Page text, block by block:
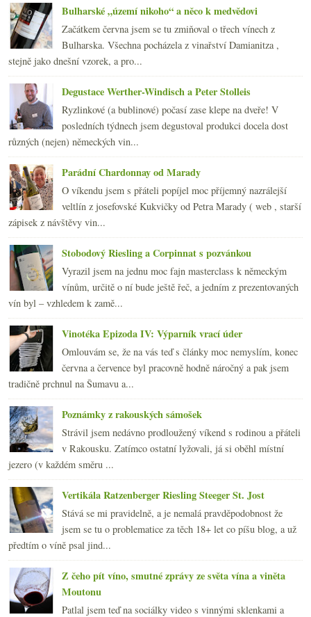
►2015(251)
►2014(254)
► 2013(249)
►2012(254)
►2011(252)
2010 (249)
►2009(249)
►2008(270)
►2007(108)
Bulharské „území nikoho“ a něco k medvědovi
Začátkem června jsem se tu zmiňoval o třech vínech z
Bulharska. Všechna pocházela z vinařství Damianitza ,
stejně jako dnešní vzorek, a pro...
Degustace Werther-Windisch a Peter Stolleis
Ryzlinkové (a bublinové) počasí zase klepe na dveře! V
posledních týdnech jsem degustoval produkci docela dost
různých (nejen) německých vin...
Parádní Chardonnay od Marady
O víkendu jsem s přáteli popíjel moc příjemný nazrálejší
veltlín z josefovské Kukvičky od Petra Marady ( web , starší
zápisek z návštěvy vin...
Stobodový Riesling a Corpinnat s pozvánkou
Vyrazil jsem na jednu moc fajn masterclass k německým
vínům, určitě o ní bude ještě řeč, a jedním z prezentovaných
vín byl – vzhledem k zamě...
Vinotéka Epizoda IV: Výparník vrací úder
Omlouvám se, že na vás teď s články moc nemyslím, konec
června a července byl pracovně hodně náročný a pak jsem
tradičně prchnul na Šumavu a...
Poznámky z rakouských sámošek
Strávil jsem nedávno prodloužený víkend s rodinou a přáteli
v Rakousku. Zatímco ostatní lyžovali, já si oběhl místní
jezero (v každém směru ...
Vertikála Ratzenberger Riesling Steeger St. Jost
Stává se mi pravidelně, a je nemalá pravděpodobnost že
jsem se tu o problematice za těch 18+ let co píšu blog, a už
předtím o víně psal jind...
Z čeho pít víno, smutné zprávy ze světa vína a viněta
Moutonu
Patlal jsem teď na sociálky video s vinnými sklenkami a